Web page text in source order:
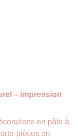
– impression
en pâte à
pièces en